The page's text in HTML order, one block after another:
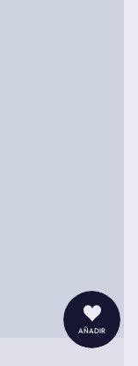
añadir